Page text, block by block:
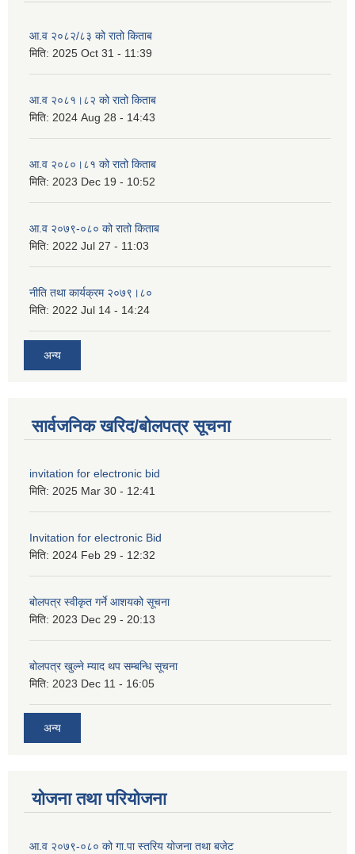
आ.व २०८२/८३ को रातो किताब
मिति: 2025 Oct 31 - 11:39
आ.व २०८१।८२ को रातो किताब
मिति: 2024 Aug 28 - 14:43
आ.व २०८०।८१ को रातो किताब
मिति: 2023 Dec 19 - 10:52
आ.व २०७९-०८० को रातो किताब
मिति: 2022 Jul 27 - 11:03
नीति तथा कार्यक्रम २०७९।८०
मिति: 2022 Jul 14 - 14:24
अन्य
सार्वजनिक खरिद/बोलपत्र सूचना
invitation for electronic bid
मिति: 2025 Mar 30 - 12:41
Invitation for electronic Bid
मिति: 2024 Feb 29 - 12:32
बोलपत्र स्वीकृत गर्ने आशयको सूचना
मिति: 2023 Dec 29 - 20:13
बोलपत्र खुल्ने म्याद थप सम्बन्धि सूचना
मिति: 2023 Dec 11 - 16:05
अन्य
योजना तथा परियोजना
आ.व २०७९-०८० को गा.पा स्तरिय योजना तथा बजेट